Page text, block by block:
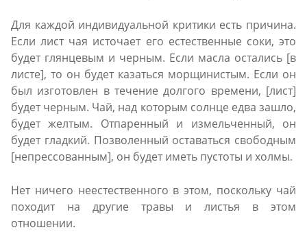
Для каждой индивидуальной критики есть причина.
Если лист чая источает его естественные соки, это
будет глянцевым и черным. Если масла остались [в
листе], то он будет казаться морщинистым. Если он
был изготовлен в течение долгого времени, [лист]
будет черным. Чай, над которым солнце едва зашло,
будет желтым. Отпаренный и измельченный, он
будет гладкий. Позволенный оставаться свободным
[непрессованным], он будет иметь пустоты и холмы.
Нет ничего неестественного в этом, поскольку чай
походит на другие травы и листья в этом
отношении.